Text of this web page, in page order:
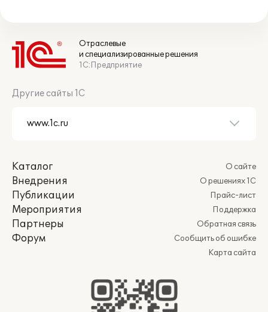
Отраслевые
и специализированные решения
1С:Предприятие
Другие сайты 1С
Каталог
Внедрения
Публикации
Мероприятия
Партнеры
Форум
О сайте
О решениях 1С
Прайс-лист
Поддержка
Обратная связь
Сообщить об ошибке
Карта сайта